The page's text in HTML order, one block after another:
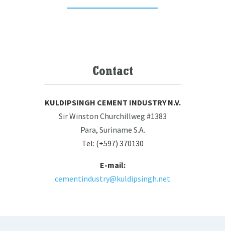
Contact
KULDIPSINGH CEMENT INDUSTRY N.V.
Sir Winston Churchillweg #1383
Para, Suriname S.A.
Tel: (+597) 370130
E-mail:
cementindustry@kuldipsingh.net